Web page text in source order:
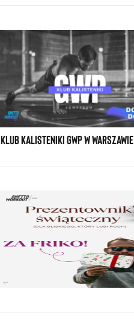
KLUB KALISTENIKI GWP W WARSZAWIE